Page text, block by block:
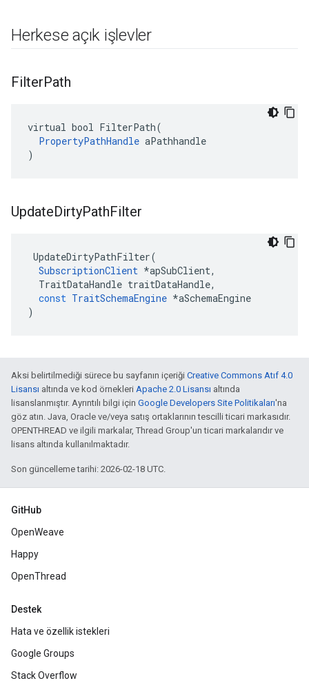
Herkese açık işlevler
FilterPath
virtual bool FilterPath(
PropertyPathHandle aPathhandle
)
UpdateDirtyPathFilter
UpdateDirtyPathFilter(
SubscriptionClient *apSubClient,
TraitDataHandle traitDataHandle,
const TraitSchemaEngine *aSchemaEngine
)
Aksi belirtilmediği sürece bu sayfanın içeriği Creative Commons Atıf 4.0
Lisansı altında ve kod örnekleri Apache 2.0 Lisansı altında
lisanslanmıştır. Ayrıntılı bilgi için Google Developers Site Politikaları'na
göz atın. Java, Oracle ve/veya satış ortaklarının tescilli ticari markasıdır.
OPENTHREAD ve ilgili markalar, Thread Group'un ticari markalarıdır ve
lisans altında kullanılmaktadır.
Son güncelleme tarihi: 2026-02-18 UTC.
GitHub
OpenWeave
Happy
OpenThread
Destek
Hata ve özellik istekleri
Google Groups
Stack Overflow